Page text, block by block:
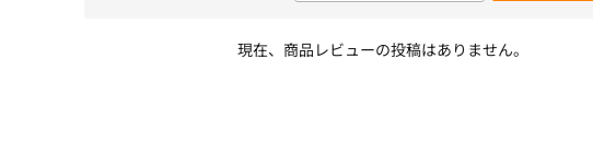
現在、商品レビューの投稿はありません。